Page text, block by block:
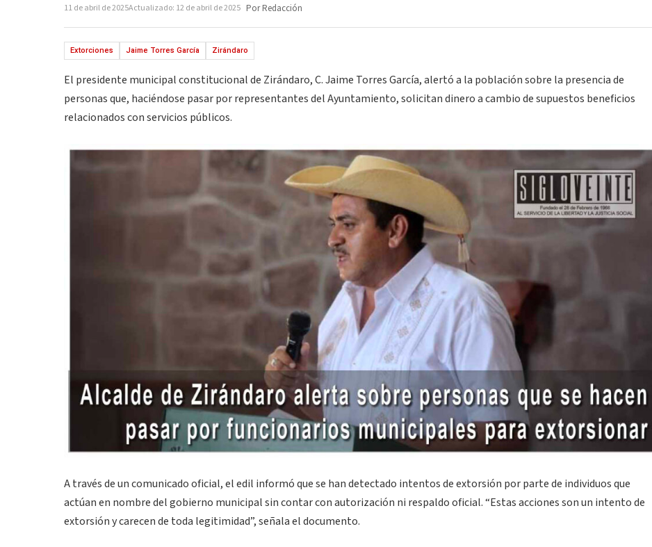
11 de abril de 2025Actualizado: 12 de abril de 2025 Por Redacción
Extorciones Jaime Torres García Zirándaro
El presidente municipal constitucional de Zirándaro, C. Jaime Torres García, alertó a la población sobre la presencia de
personas que, haciéndose pasar por representantes del Ayuntamiento, solicitan dinero a cambio de supuestos beneficios
relacionados con servicios públicos.
A través de un comunicado oficial, el edil informó que se han detectado intentos de extorsión por parte de individuos que
actúan en nombre del gobierno municipal sin contar con autorización ni respaldo oficial. “Estas acciones son un intento de
extorsión y carecen de toda legitimidad”, señala el documento.